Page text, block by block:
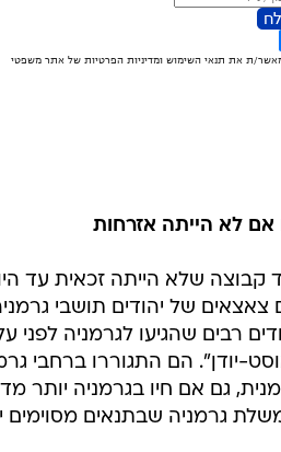
אם לא הייתה אזרחות
קבוצה שלא הייתה זכאית עד
צאצאים של יהודים תושבי
רבים שהגיעו לגרמניה לפני
יודן". הם התגוררו ברחבי
גם אם חיו בגרמניה יותר
גרמניה שבתנאים מסוימים